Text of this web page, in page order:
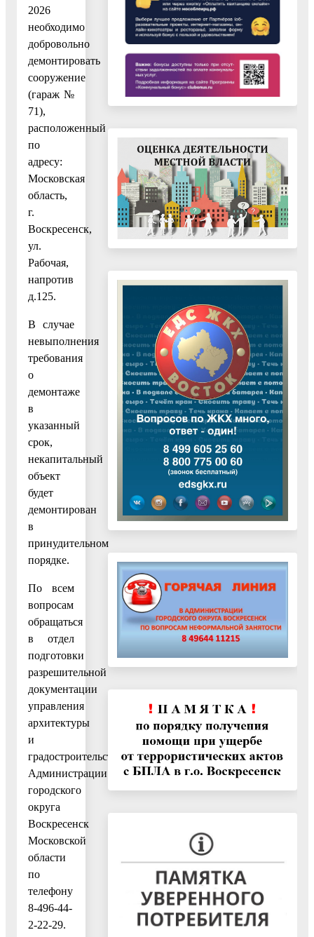
2026
необходимо
добровольно
демонтировать
сооружение
(гараж №
71),
расположенный
по
адресу:
Московская
область,
г.
Воскресенск,
ул.
Рабочая,
напротив
д.125.
В случае
невыполнения
требования
о
демонтаже
в
указанный
срок,
некапитальный
объект
будет
демонтирован
в
принудительном
порядке.
По всем
вопросам
обращаться
в отдел
подготовки
разрешительной
документации
управления
архитектуры
и
градостроительства
Администрации
городского
округа
Воскресенск
Московской
области
по
телефону
8-496-44-
2-22-29.